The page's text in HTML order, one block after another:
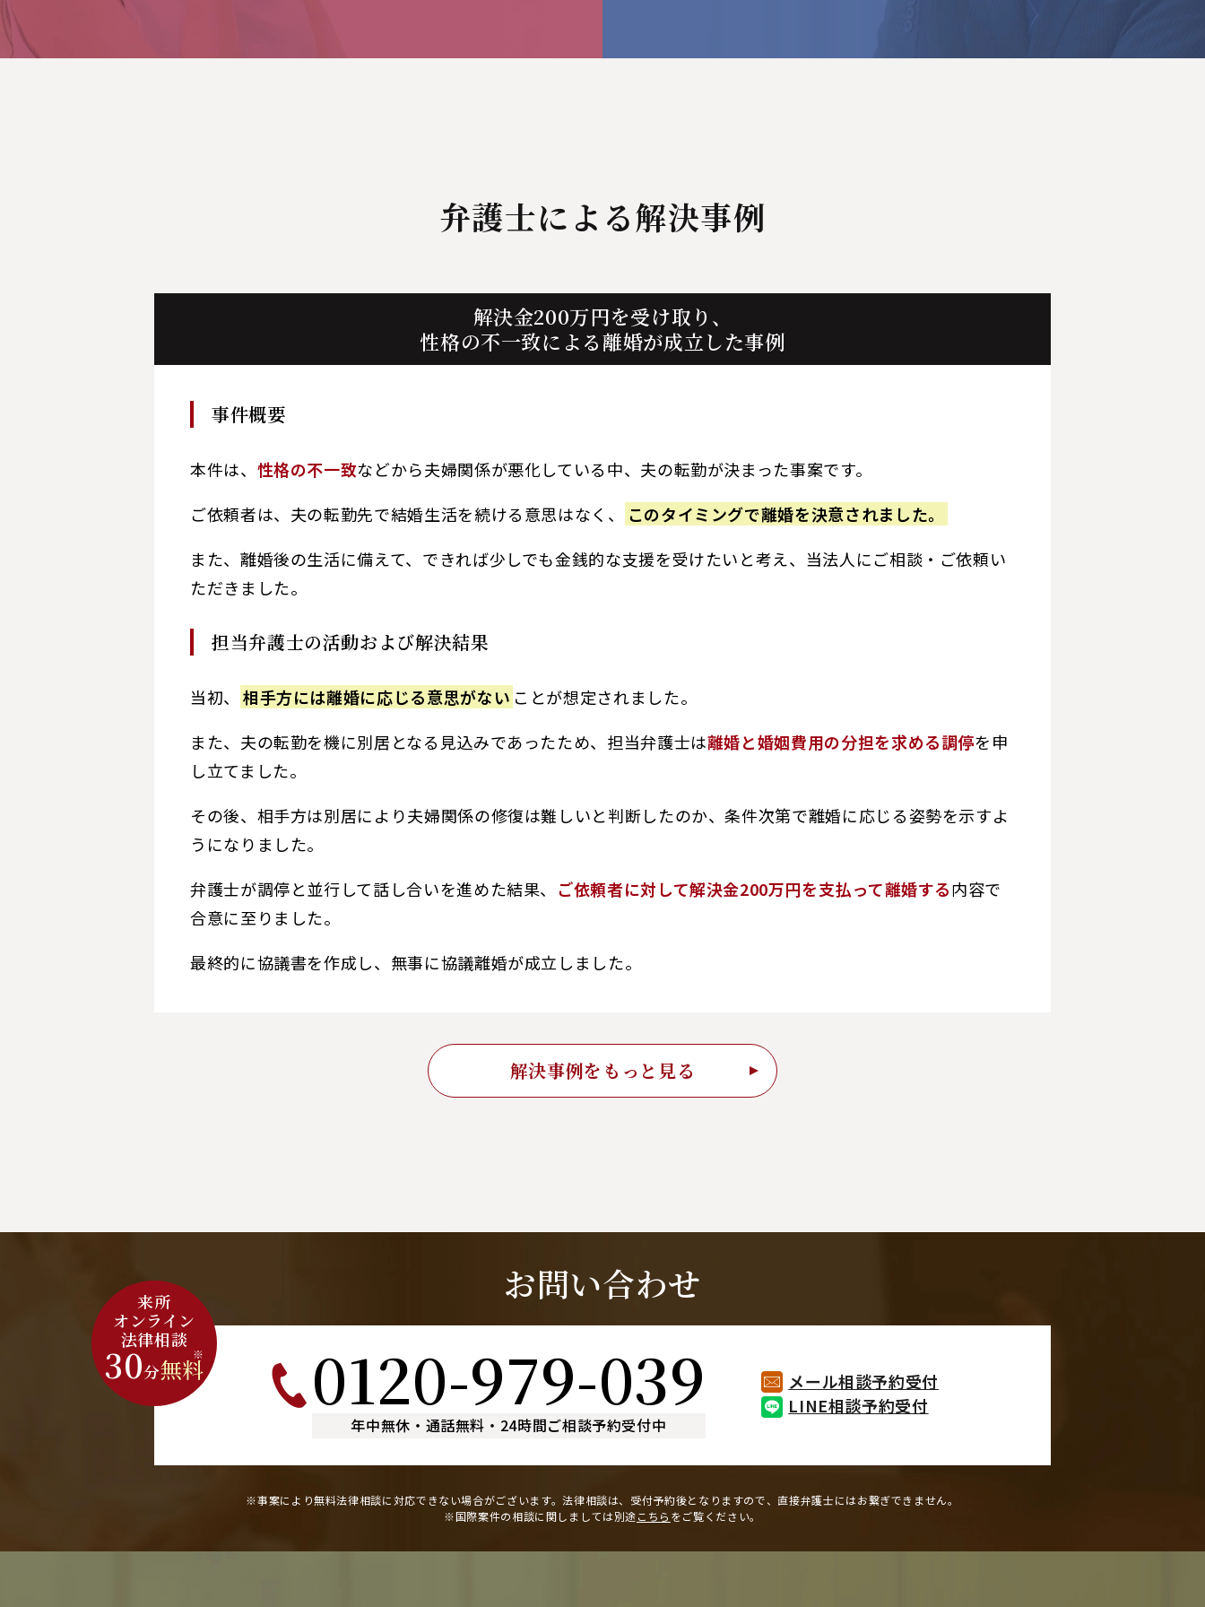
弁護士による解決事例
解決金200万円を受け取り、
性格の不一致による離婚が成立した事例
事件概要
本件は、 性格の不一致などから夫婦関係が悪化している中、夫の転勤が決まった事案です。
ご依頼者は、夫の転勤先で結婚生活を続ける意思はなく、
このタイミングで離婚を決意されました。
また、離婚後の生活に備えて、できれば少しでも金銭的な支援を受けたいと考え、当法人にご相談・ご依頼い
ただきました。
担当弁護士の活動および解決結果
当初、 相手方には離婚に応じる意思がない ことが想定されました。
また、夫の転勤を機に別居となる見込みであったため、担当弁護士は離婚と婚姻費用の分担を求める調停を申
し立てました。
その後、相手方は別居により夫婦関係の修復は難しいと判断したのか、条件次第で離婚に応じる姿勢を示すよ
うになりました。
弁護士が調停と並行して話し合いを進めた結果、 ご依頼者に対して解決金200万円を支払って離婚する内容で
合意に至りました。
最終的に協議書を作成し、無事に協議離婚が成立しました。
解決事例をもっと見る
お問い合わせ
来所
オンライン
法律相談
30分無料
※ 0120-979-039
年中無休 ・ 通話無料 ・ 24時間ご相談予約受付中
メール相談予約受付
LINE相談予約受付
※事案により無料法律相談に対応できない場合がございます。法律相談は、受付予約後となりますので、 直接弁護士にはお繋ぎできません。
※国際案件の相談に関しましては別途こちら をご覧ください。